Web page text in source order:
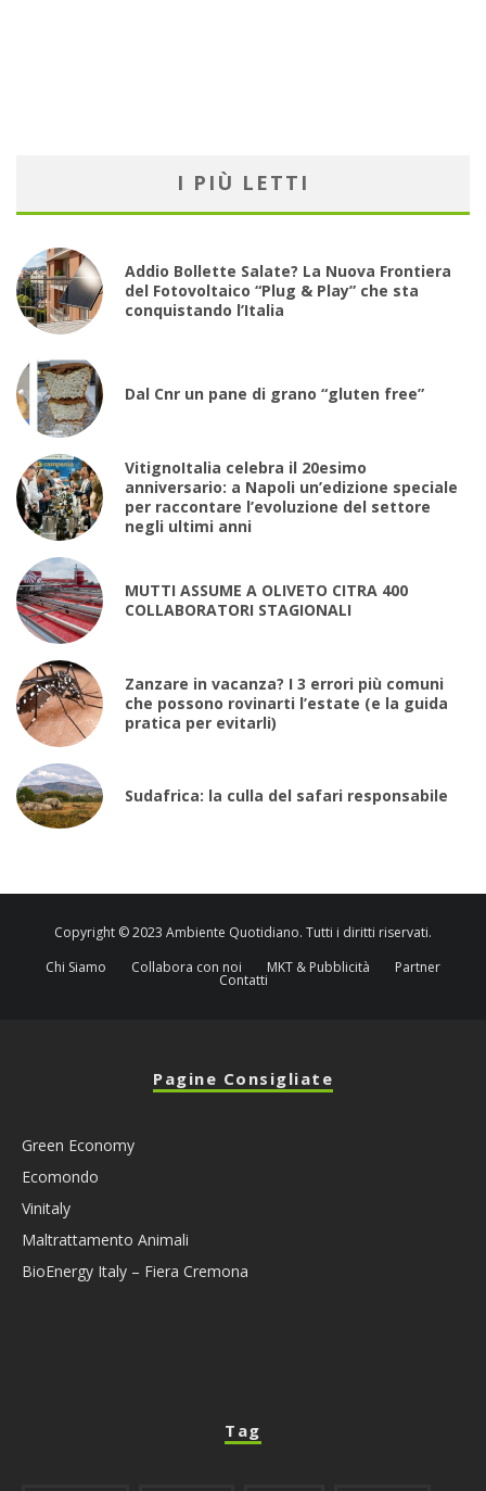
I PIÙ LETTI
Addio Bollette Salate? La Nuova Frontiera
del Fotovoltaico “Plug & Play” che sta
conquistando l’Italia
Dal Cnr un pane di grano “gluten free”
VitignoItalia celebra il 20esimo
anniversario: a Napoli un’edizione speciale
per raccontare l’evoluzione del settore
negli ultimi anni
MUTTI ASSUME A OLIVETO CITRA 400
COLLABORATORI STAGIONALI
Zanzare in vacanza? I 3 errori più comuni
che possono rovinarti l’estate (e la guida
pratica per evitarli)
Sudafrica: la culla del safari responsabile
Copyright © 2023 Ambiente Quotidiano. Tutti i diritti riservati.
Chi Siamo
Collabora con noi MKT & Pubblicità Partner
Contatti
Pagine Consigliate
Green Economy
Ecomondo
Vinitaly
Maltrattamento Animali
BioEnergy Italy – Fiera Cremona
Tag